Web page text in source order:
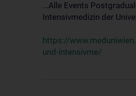
...Alle Events
Intensivmedizin der
https://
und-intensivme/